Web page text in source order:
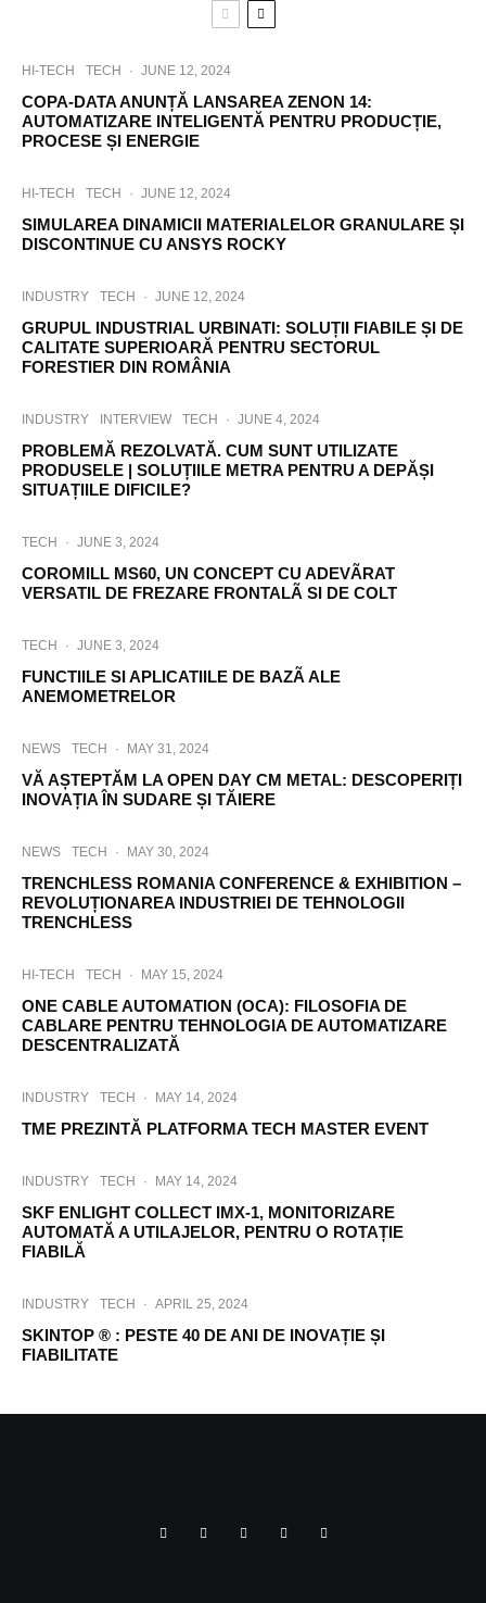
HI-TECH TECH · JUNE 12, 2024
COPA-DATA ANUNȚĂ LANSAREA ZENON 14:
AUTOMATIZARE INTELIGENTĂ PENTRU PRODUCȚIE,
PROCESE ȘI ENERGIE
HI-TECH TECH · JUNE 12, 2024
SIMULAREA DINAMICII MATERIALELOR GRANULARE ȘI
DISCONTINUE CU ANSYS ROCKY
INDUSTRY TECH · JUNE 12, 2024
GRUPUL INDUSTRIAL URBINATI: SOLUȚII FIABILE ȘI DE
CALITATE SUPERIOARĂ PENTRU SECTORUL
FORESTIER DIN ROMÂNIA
INDUSTRY INTERVIEW TECH · JUNE 4, 2024
PROBLEMĂ REZOLVATĂ. CUM SUNT UTILIZATE
PRODUSELE | SOLUȚIILE METRA PENTRU A DEPĂȘI
SITUAȚIILE DIFICILE?
TECH · JUNE 3, 2024
COROMILL MS60, UN CONCEPT CU ADEVÃRAT
VERSATIL DE FREZARE FRONTALÃ SI DE COLT
TECH · JUNE 3, 2024
FUNCTIILE SI APLICATIILE DE BAZÃ ALE
ANEMOMETRELOR
NEWS TECH · MAY 31, 2024
VĂ AȘTEPTĂM LA OPEN DAY CM METAL: DESCOPERIȚI
INOVAȚIA ÎN SUDARE ȘI TĂIERE
NEWS TECH · MAY 30, 2024
TRENCHLESS ROMANIA CONFERENCE & EXHIBITION –
REVOLUȚIONAREA INDUSTRIEI DE TEHNOLOGII
TRENCHLESS
HI-TECH TECH · MAY 15, 2024
ONE CABLE AUTOMATION (OCA): FILOSOFIA DE
CABLARE PENTRU TEHNOLOGIA DE AUTOMATIZARE
DESCENTRALIZATĂ
INDUSTRY TECH · MAY 14, 2024
TME PREZINTĂ PLATFORMA TECH MASTER EVENT
INDUSTRY TECH · MAY 14, 2024
SKF ENLIGHT COLLECT IMX-1, MONITORIZARE
AUTOMATĂ A UTILAJELOR, PENTRU O ROTAȚIE
FIABILĂ
INDUSTRY TECH · APRIL 25, 2024
SKINTOP ® : PESTE 40 DE ANI DE INOVAȚIE ȘI
FIABILITATE